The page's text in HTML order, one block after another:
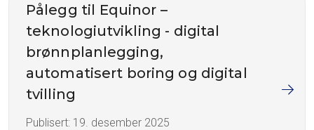
Pålegg til Equinor –
teknologiutvikling - digital
brønnplanlegging,
automatisert boring og digital
tvilling
Publisert: 19. desember 2025